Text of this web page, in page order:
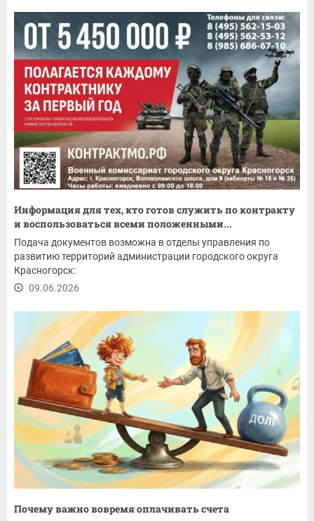
Информация для тех, кто готов служить по контракту
и воспользоваться всеми положенными...
Подача документов возможна в отделы управления по
развитию территорий администрации городского округа
Красногорск:
09.06.2026
Почему важно вовремя оплачивать счета